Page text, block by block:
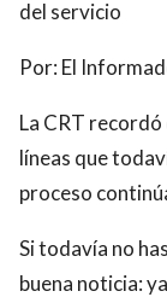
del servicio
Por: El
La CRT
líneas que
proceso
Si todavía no
buena noticia: